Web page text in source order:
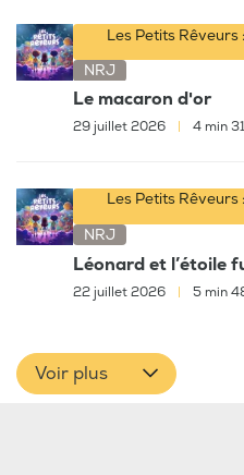
Les Petits
NRJ
Le macaron d'or
29 juillet 2026 4 min
Les Petits
NRJ
Léonard et l’étoile
22 juillet 2026 5 min
Voir plus